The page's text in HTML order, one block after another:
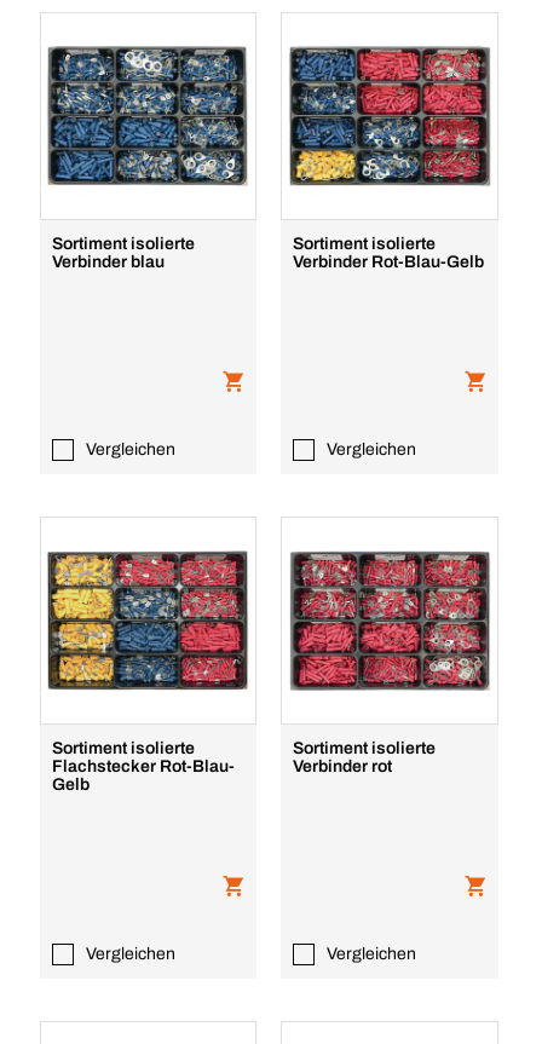
Sortiment isolierte
Verbinder blau
Vergleichen
Sortiment isolierte
Verbinder Rot-Blau-Gelb
Vergleichen
Sortiment isolierte
Flachstecker Rot-Blau-
Gelb
Vergleichen
Sortiment isolierte
Verbinder rot
Vergleichen